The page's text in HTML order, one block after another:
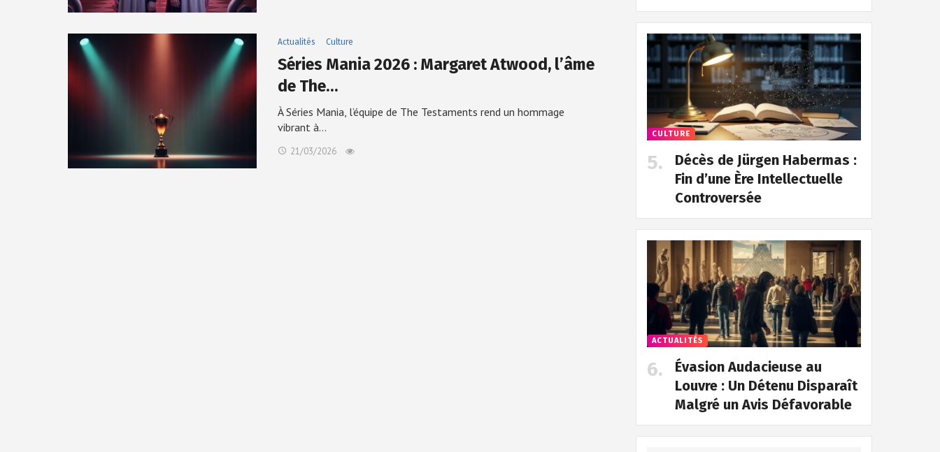
Actualités Culture
Séries Mania 2026 : Margaret Atwood, l’âme
de The…
À Séries Mania, l’équipe de The Testaments rend un hommage
vibrant à…
21/03/2026
CULTURE
Décès de Jürgen Habermas :
Fin d’une Ère Intellectuelle
Controversée
ACTUALITÉS
Évasion Audacieuse au
Louvre : Un Détenu Disparaît
Malgré un Avis Défavorable